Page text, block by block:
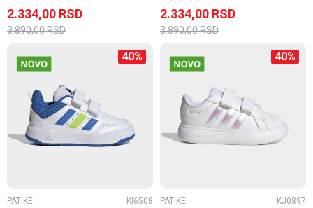
2.334,00 RSD
3.890,00RSD
2.334,00 RSD
3.890,00RSD
40%
PATIKE KI6508
40%
PATIKE KJ0897